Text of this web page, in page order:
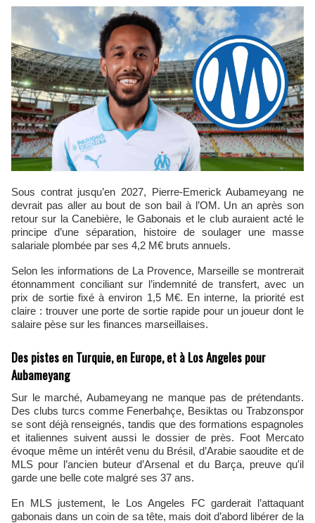
Sous contrat jusqu’en 2027, Pierre-Emerick Aubameyang ne
devrait pas aller au bout de son bail à l’OM. Un an après son
retour sur la Canebière, le Gabonais et le club auraient acté le
principe d’une séparation, histoire de soulager une masse
salariale plombée par ses 4,2 M€ bruts annuels.
Selon les informations de La Provence, Marseille se montrerait
étonnamment conciliant sur l’indemnité de transfert, avec un
prix de sortie fixé à environ 1,5 M€. En interne, la priorité est
claire : trouver une porte de sortie rapide pour un joueur dont le
salaire pèse sur les finances marseillaises.
Des pistes en Turquie, en Europe, et à Los Angeles pour
Aubameyang
Sur le marché, Aubameyang ne manque pas de prétendants.
Des clubs turcs comme Fenerbahçe, Besiktas ou Trabzonspor
se sont déjà renseignés, tandis que des formations espagnoles
et italiennes suivent aussi le dossier de près. Foot Mercato
évoque même un intérêt venu du Brésil, d’Arabie saoudite et de
MLS pour l’ancien buteur d’Arsenal et du Barça, preuve qu'il
garde une belle cote malgré ses 37 ans.
En MLS justement, le Los Angeles FC garderait l’attaquant
gabonais dans un coin de sa tête, mais doit d’abord libérer de la